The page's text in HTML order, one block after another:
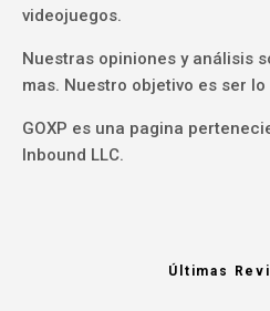
videojuegos.
Nuestras opiniones y análisis
mas. Nuestro objetivo es ser
GOXP es una pagina
Inbound LLC.
Últimas